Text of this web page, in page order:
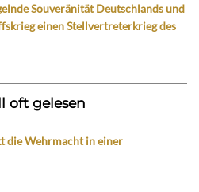
Souveränität Deutschlands und
einen Stellvertreterkrieg des
oft gelesen
die Wehrmacht in einer